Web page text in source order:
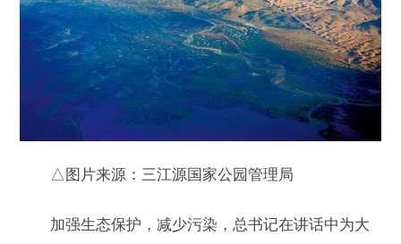
△图片来源：三江源国家公园管理局
加强生态保护，减少污染，总书记在讲话中为大